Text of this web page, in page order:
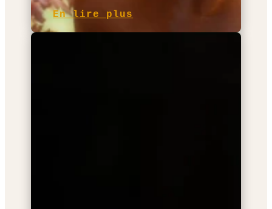
En lire plus